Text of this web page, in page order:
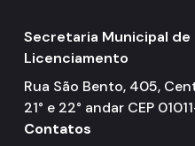
Secretaria Municipal de
Licenciamento
Rua São Bento, 405,
21° e 22° andar CEP
Contatos